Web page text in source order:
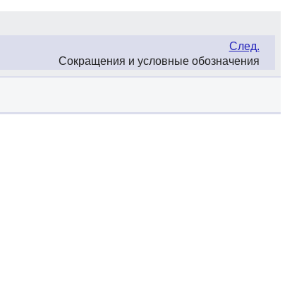
След.
Сокращения и условные обозначения